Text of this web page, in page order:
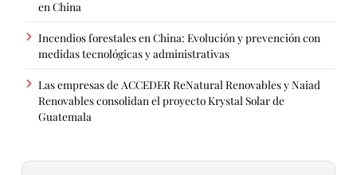
en China
Incendios forestales en China: Evolución y prevención con
medidas tecnológicas y administrativas
Las empresas de ACCEDER ReNatural Renovables y Naiad
Renovables consolidan el proyecto Krystal Solar de
Guatemala